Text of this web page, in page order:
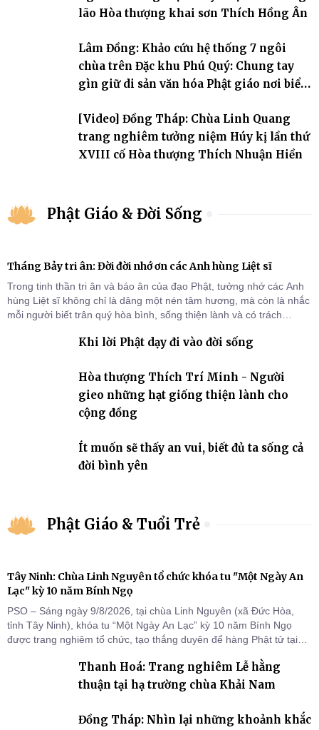
lão Hòa thượng khai sơn Thích Hồng Ân
Lâm Đồng: Khảo cứu hệ thống 7 ngôi
chùa trên Đặc khu Phú Quý: Chung tay
gìn giữ di sản văn hóa Phật giáo nơi biển
[Video] Đồng Tháp: Chùa Linh Quang
trang nghiêm tưởng niệm Húy kị lần thứ
XVIII cố Hòa thượng Thích Nhuận Hiền
Phật Giáo & Đời Sống
Tháng Bảy tri ân: Đời đời nhớ ơn các Anh hùng Liệt sĩ
Trong tinh thần tri ân và báo ân của đạo Phật, tưởng nhớ các Anh
hùng Liệt sĩ không chỉ là dâng một nén tâm hương, mà còn là nhắc
mỗi người biết trân quý hòa bình, sống thiện lành và có trách
Khi lời Phật dạy đi vào đời sống
Hòa thượng Thích Trí Minh - Người
gieo những hạt giống thiện lành cho
cộng đồng
Ít muốn sẽ thấy an vui, biết đủ ta sống cả
đời bình yên
Phật Giáo & Tuổi Trẻ
Tây Ninh: Chùa Linh Nguyên tổ chức khóa tu "Một Ngày An
Lạc" kỳ 10 năm Bính Ngọ
PSO – Sáng ngày 9/8/2026, tại chùa Linh Nguyên (xã Đức Hòa,
tỉnh Tây Ninh), khóa tu “Một Ngày An Lạc” kỳ 10 năm Bính Ngọ
được trang nghiêm tổ chức, tạo thắng duyên để hàng Phật tử tại
Thanh Hoá: Trang nghiêm Lễ hằng
thuận tại hạ trường chùa Khải Nam
Đồng Tháp: Nhìn lại những khoảnh khắc